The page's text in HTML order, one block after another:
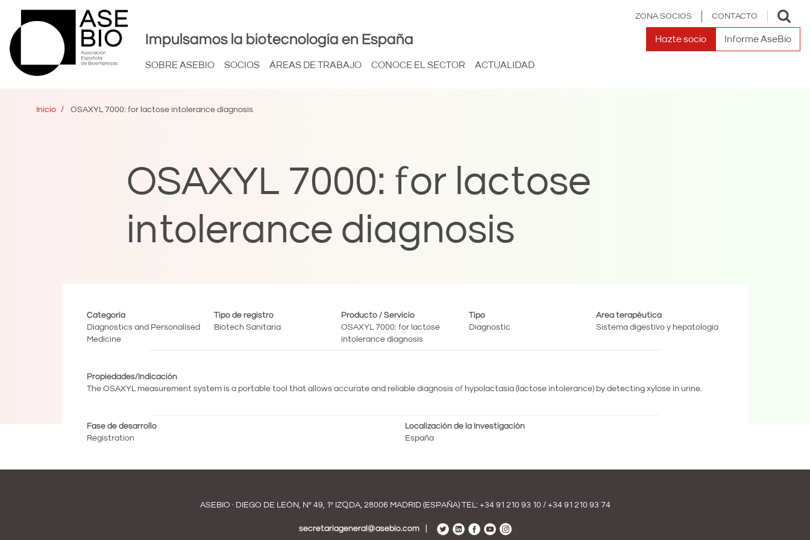
ZONA SOCIOS CONTACTO
Toggle
search
Impulsamos la biotecnología en España Hazte socio Informe AseBio
SOBRE ASEBIO SOCIOS ÁREAS DE TRABAJO CONOCE EL SECTOR ACTUALIDAD
Inicio OSAXYL 7000: for lactose intolerance diagnosis
OSAXYL 7000: for lactose
intolerance diagnosis
Categoría
Diagnostics and Personalised
Medicine
Tipo de registro
Biotech Sanitaria
Producto / Servicio
OSAXYL 7000: for lactose
intolerance diagnosis
Tipo
Diagnostic
Area terapéutica
Sistema digestivo y hepatología
Propiedades/Indicación
The OSAXYL measurement system is a portable tool that allows accurate and reliable diagnosis of hypolactasia (lactose intolerance) by detecting xylose in urine.
Fase de desarrollo
Registration
Localización de la Investigación
España
ASEBIO · DIEGO DE LEÓN, Nº 49, 1º IZQDA, 28006 MADRID (ESPAÑA) TEL: +34 91 210 93 10 / +34 91 210 93 74
secretariageneral@asebio.com